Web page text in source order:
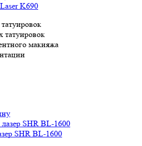
K690
татуировок
макияжа
SHR BL-1600